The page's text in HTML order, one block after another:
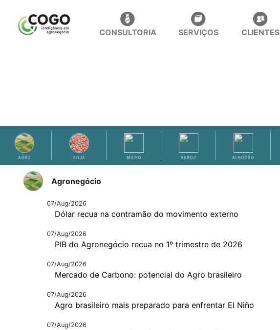
CONSULTORIA SERVIÇOS CLIENTES
AGRO SOJA MILHO ARROZ ALGODÃO
Agronegócio
07/Aug/2026
Dólar recua na contramão do movimento externo
07/Aug/2026
PIB do Agronegócio recua no 1º trimestre de 2026
07/Aug/2026
Mercado de Carbono: potencial do Agro brasileiro
07/Aug/2026
Agro brasileiro mais preparado para enfrentar El Niño
07/Aug/2026